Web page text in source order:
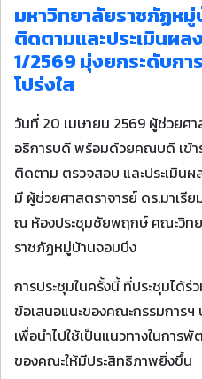
มหาวิทยาลัยราชภัฏห
ติดตามและประเมินผ
1/2569 มุ่งยกระดับกา
โปร่งใส
วันที่ 20 เมษายน 2569 ผู้ช่วยศ
อธิการบดี พร้อมด้วยคณบดี เข้า
ติดตาม ตรวจสอบ และประเมิน
มี ผู้ช่วยศาสตราจารย์ ดร.มาเรี
ณ ห้องประชุมชัยพฤกษ์ คณะวิทย
ราชภัฏหมู่บ้านจอมบึง
การประชุมในครั้งนี้ ที่ประชุมได้
ข้อเสนอแนะของคณะกรรมการ
เพื่อนำไปใช้เป็นแนวทางในการ
ของคณะให้มีประสิทธิภาพยิ่งขึ้น